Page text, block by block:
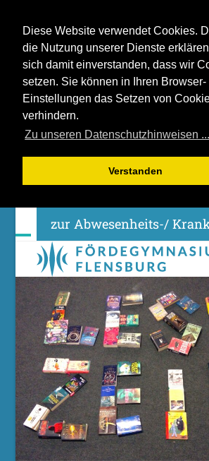
Diese Website verwendet Cookies.
die Nutzung unserer Dienste
sich damit einverstanden, dass wir
setzen. Sie können in Ihren Browser-
Einstellungen das Setzen von
verhindern.
Zu unseren Datenschutzhinweisen ...
Verstanden
zur Abwesenheits-/
Open
mobile
menu
Close
mobile
menu